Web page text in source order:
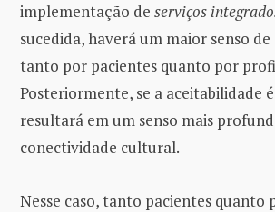
implementação de serviços
sucedida, haverá um maior senso
tanto por pacientes quanto por
Posteriormente, se a aceitabilidade
resultará em um senso mais
conectividade cultural.
Nesse caso, tanto pacientes quanto